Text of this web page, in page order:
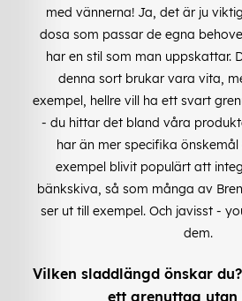
med vännerna! Ja, det är ju
dosa som passar de egna
har en stil som man uppskattar.
denna sort brukar vara vita,
exempel, hellre vill ha ett svart
- du hittar det bland våra
har än mer specifika önskemål
exempel blivit populärt att
bänkskiva, så som många av
ser ut till exempel. Och javisst -
dem.
Vilken sladdlängd önskar
ett grenuttag utan